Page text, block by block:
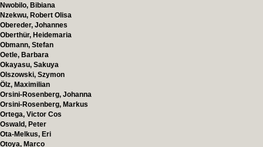
Nwobilo, Bibiana
Nzekwu, Robert Olisa
Obereder, Johannes
Oberthür, Heidemaria
Obmann, Stefan
Oetle, Barbara
Okayasu, Sakuya
Olszowski, Szymon
Ölz, Maximilian
Orsini-Rosenberg, Johanna
Orsini-Rosenberg, Markus
Ortega, Victor Cos
Oswald, Peter
Ota-Melkus, Eri
Otoya, Marco